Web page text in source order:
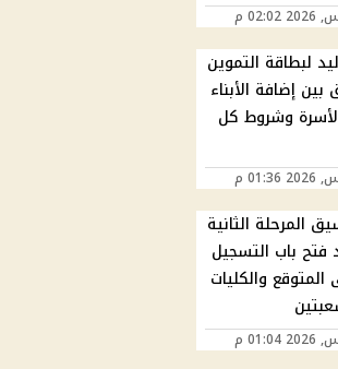
لبطاقة التموين
بين إضافة الأبناء
وشروط كل
المرحلة الثانية
فتح باب التسجيل
المتوقع والكليات